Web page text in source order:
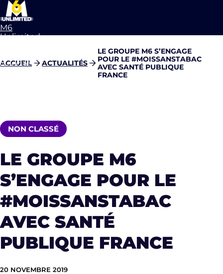
M6
Unlimited
d’accueil
ACCUEIL ACTUALITÉS
LE GROUPE M6 S’ENGAGE
POUR LE #MOISSANSTABAC
AVEC SANTÉ PUBLIQUE
FRANCE
NON CLASSÉ
LE GROUPE M6
S’ENGAGE POUR LE
#MOISSANSTABAC
AVEC SANTÉ
PUBLIQUE FRANCE
20 NOVEMBRE 2019